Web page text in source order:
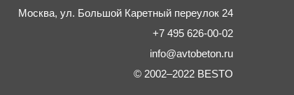
Москва, ул. Большой Каретный переулок 24
+7 495 626-00-02
info@avtobeton.ru
© 2002–2022 BESTO